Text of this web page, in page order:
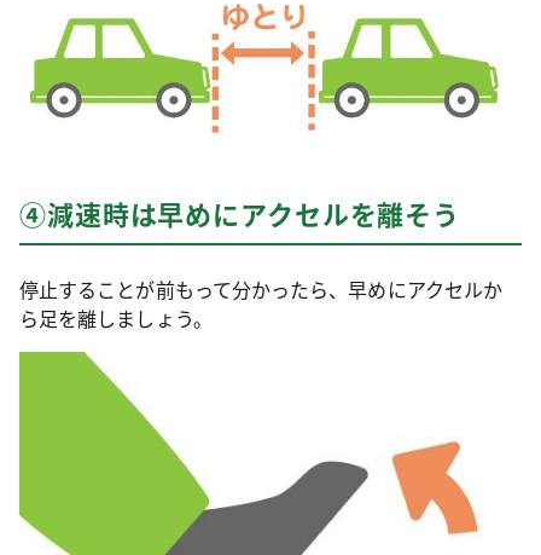
④減速時は早めにアクセルを離そう
停止することが前もって分かったら、早めにアクセルか
ら足を離しましょう。